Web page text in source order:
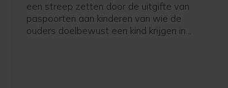
een streep zetten door de uitgifte van
paspoorten aan kinderen van wie de
ouders doelbewust een kind krijgen in